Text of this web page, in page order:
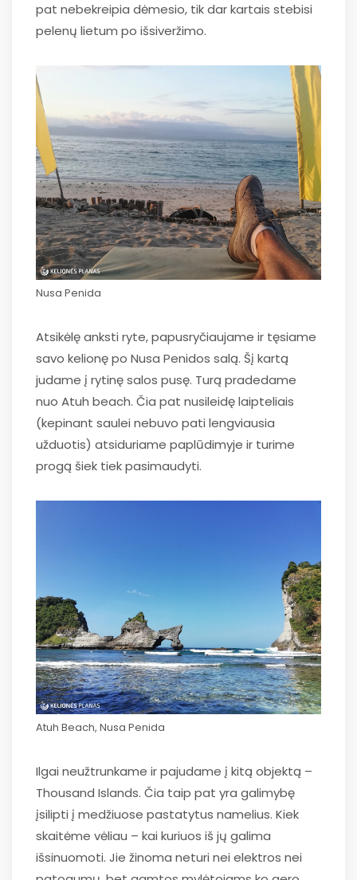
pat nebekreipia dėmesio, tik dar kartais stebisi
pelenų lietum po išsiveržimo.
Nusa Penida
Atsikėlę anksti ryte, papusryčiaujame ir tęsiame
savo kelionę po Nusa Penidos salą. Šį kartą
judame į rytinę salos pusę. Turą pradedame
nuo Atuh beach. Čia pat nusileidę laipteliais
(kepinant saulei nebuvo pati lengviausia
užduotis) atsiduriame paplūdimyje ir turime
progą šiek tiek pasimaudyti.
Atuh Beach, Nusa Penida
Ilgai neužtrunkame ir pajudame į kitą objektą –
Thousand Islands. Čia taip pat yra galimybę
įsilipti į medžiuose pastatytus namelius. Kiek
skaitėme vėliau – kai kuriuos iš jų galima
išsinuomoti. Jie žinoma neturi nei elektros nei